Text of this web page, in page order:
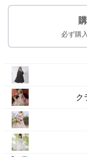
必ず購
ク